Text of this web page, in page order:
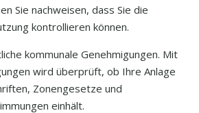
Sie nachweisen, dass Sie die
kontrollieren können.
kommunale Genehmigungen. Mit
wird überprüft, ob Ihre Anlage
Zonengesetze und
einhält.